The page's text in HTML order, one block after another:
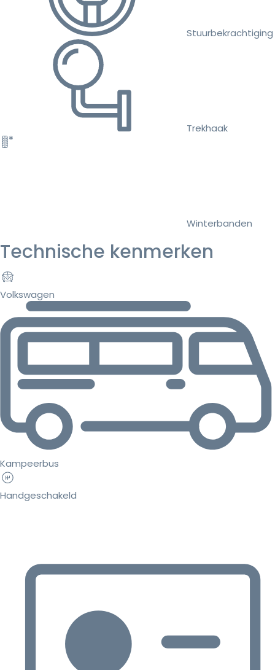
Stuurbekrachtiging
Trekhaak
Winterbanden
Technische kenmerken
Volkswagen
Kampeerbus
Handgeschakeld